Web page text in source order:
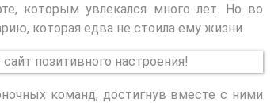
которым увлекался много лет. Но во
которая едва не стоила ему жизни.
команд, достигнув вместе с ними